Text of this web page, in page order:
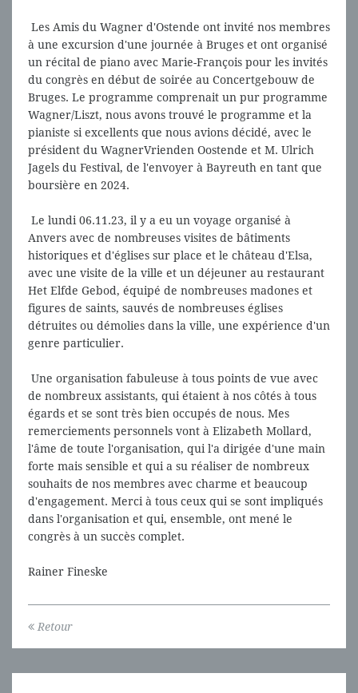
Les Amis du Wagner d'Ostende ont invité nos membres
à une excursion d'une journée à Bruges et ont organisé
un récital de piano avec Marie-François pour les invités
du congrès en début de soirée au Concertgebouw de
Bruges. Le programme comprenait un pur programme
Wagner/Liszt, nous avons trouvé le programme et la
pianiste si excellents que nous avions décidé, avec le
président du WagnerVrienden Oostende et M. Ulrich
Jagels du Festival, de l'envoyer à Bayreuth en tant que
boursière en 2024.
Le lundi 06.11.23, il y a eu un voyage organisé à
Anvers avec de nombreuses visites de bâtiments
historiques et d'églises sur place et le château d'Elsa,
avec une visite de la ville et un déjeuner au restaurant
Het Elfde Gebod, équipé de nombreuses madones et
figures de saints, sauvés de nombreuses églises
détruites ou démolies dans la ville, une expérience d'un
genre particulier.
Une organisation fabuleuse à tous points de vue avec
de nombreux assistants, qui étaient à nos côtés à tous
égards et se sont très bien occupés de nous. Mes
remerciements personnels vont à Elizabeth Mollard,
l'âme de toute l'organisation, qui l'a dirigée d'une main
forte mais sensible et qui a su réaliser de nombreux
souhaits de nos membres avec charme et beaucoup
d'engagement. Merci à tous ceux qui se sont impliqués
dans l'organisation et qui, ensemble, ont mené le
congrès à un succès complet.
Rainer Fineske
Retour